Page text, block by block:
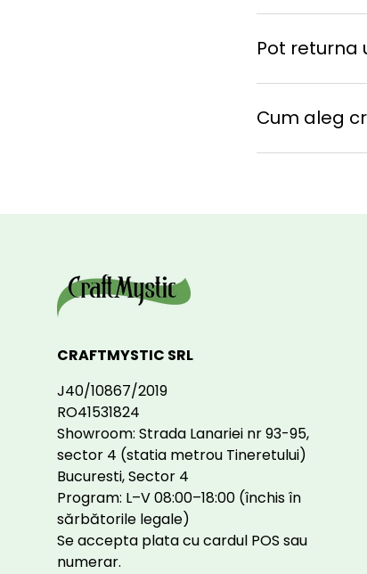
Pot returna
Cum aleg
CRAFTMYSTIC SRL
J40/10867/2019
RO41531824
Showroom: Strada Lanariei nr 93-95,
sector 4 (statia metrou Tineretului)
Bucuresti, Sector 4
Program: L–V 08:00–18:00 (închis în
sărbătorile legale)
Se accepta plata cu cardul POS sau
numerar.